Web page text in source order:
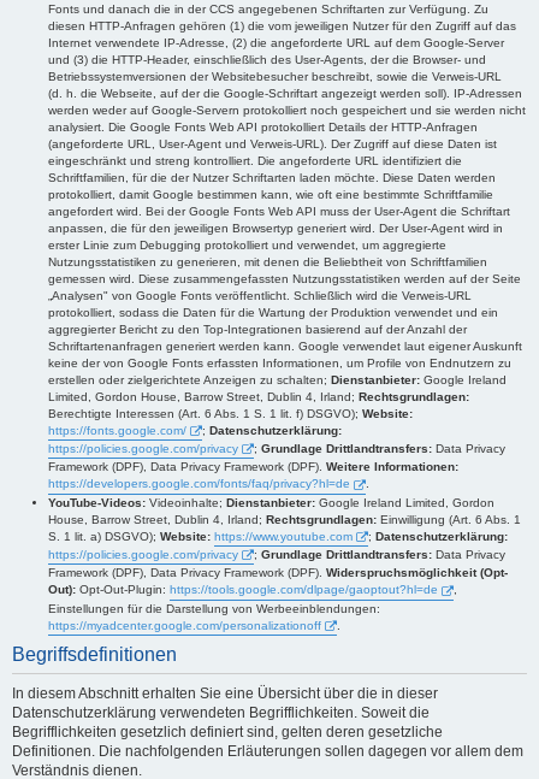
Fonts und danach die in der CCS angegebenen Schriftarten zur Verfügung. Zu
diesen HTTP-Anfragen gehören (1) die vom jeweiligen Nutzer für den Zugriff auf das
Internet verwendete IP-Adresse, (2) die angeforderte URL auf dem Google-Server
und (3) die HTTP-Header, einschließlich des User-Agents, der die Browser- und
Betriebssystemversionen der Websitebesucher beschreibt, sowie die Verweis-URL
(d. h. die Webseite, auf der die Google-Schriftart angezeigt werden soll). IP-Adressen
werden weder auf Google-Servern protokolliert noch gespeichert und sie werden nicht
analysiert. Die Google Fonts Web API protokolliert Details der HTTP-Anfragen
(angeforderte URL, User-Agent und Verweis-URL). Der Zugriff auf diese Daten ist
eingeschränkt und streng kontrolliert. Die angeforderte URL identifiziert die
Schriftfamilien, für die der Nutzer Schriftarten laden möchte. Diese Daten werden
protokolliert, damit Google bestimmen kann, wie oft eine bestimmte Schriftfamilie
angefordert wird. Bei der Google Fonts Web API muss der User-Agent die Schriftart
anpassen, die für den jeweiligen Browsertyp generiert wird. Der User-Agent wird in
erster Linie zum Debugging protokolliert und verwendet, um aggregierte
Nutzungsstatistiken zu generieren, mit denen die Beliebtheit von Schriftfamilien
gemessen wird. Diese zusammengefassten Nutzungsstatistiken werden auf der Seite
„Analysen" von Google Fonts veröffentlicht. Schließlich wird die Verweis-URL
protokolliert, sodass die Daten für die Wartung der Produktion verwendet und ein
aggregierter Bericht zu den Top-Integrationen basierend auf der Anzahl der
Schriftartenanfragen generiert werden kann. Google verwendet laut eigener Auskunft
keine der von Google Fonts erfassten Informationen, um Profile von Endnutzern zu
erstellen oder zielgerichtete Anzeigen zu schalten; Dienstanbieter: Google Ireland
Limited, Gordon House, Barrow Street, Dublin 4, Irland; Rechtsgrundlagen:
Berechtigte Interessen (Art. 6 Abs. 1 S. 1 lit. f) DSGVO); Website:
https://fonts.google.com/
; Datenschutzerklärung:
https://policies.google.com/privacy
; Grundlage Drittlandtransfers: Data Privacy
Framework (DPF), Data Privacy Framework (DPF). Weitere Informationen:
https://developers.google.com/fonts/faq/privacy?hl=de
.
YouTube-Videos: Videoinhalte; Dienstanbieter: Google Ireland Limited, Gordon
House, Barrow Street, Dublin 4, Irland; Rechtsgrundlagen: Einwilligung (Art. 6 Abs. 1
S. 1 lit. a) DSGVO); Website: https://www.youtube.com ; Datenschutzerklärung:
https://policies.google.com/privacy
; Grundlage Drittlandtransfers: Data Privacy
Framework (DPF), Data Privacy Framework (DPF). Widerspruchsmöglichkeit (Opt-
Out): Opt-Out-Plugin: https://tools.google.com/dlpage/gaoptout?hl=de
,
Einstellungen für die Darstellung von Werbeeinblendungen:
https://myadcenter.google.com/personalizationoff
Begriffsdefinitionen
In diesem Abschnitt erhalten Sie eine Übersicht über die in dieser
Datenschutzerklärung verwendeten Begrifflichkeiten. Soweit die
Begrifflichkeiten gesetzlich definiert sind, gelten deren gesetzliche
Definitionen. Die nachfolgenden Erläuterungen sollen dagegen vor allem dem
Verständnis dienen.